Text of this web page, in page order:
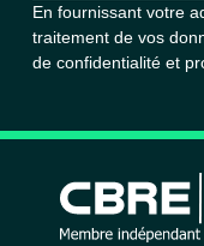
En fournissant votre
traitement de vos
de confidentialité et